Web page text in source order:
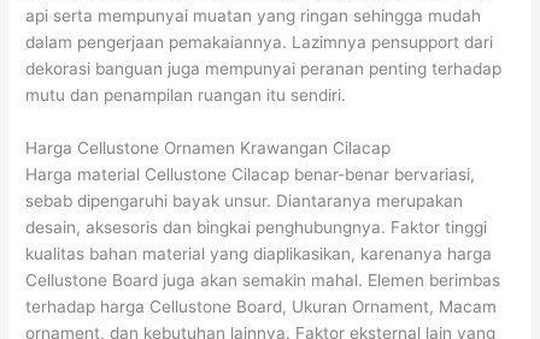
api serta mempunyai muatan yang ringan sehingga mudah
dalam pengerjaan pemakaiannya. Lazimnya pensupport dari
dekorasi banguan juga mempunyai peranan penting terhadap
mutu dan penampilan ruangan itu sendiri.
Harga Cellustone Ornamen Krawangan Cilacap
Harga material Cellustone Cilacap benar-benar bervariasi,
sebab dipengaruhi bayak unsur. Diantaranya merupakan
desain, aksesoris dan bingkai penghubungnya. Faktor tinggi
kualitas bahan material yang diaplikasikan, karenanya harga
Cellustone Board juga akan semakin mahal. Elemen berimbas
terhadap harga Cellustone Board, Ukuran Ornament, Macam
ornament, dan kebutuhan lainnya. Faktor eksternal lain yang